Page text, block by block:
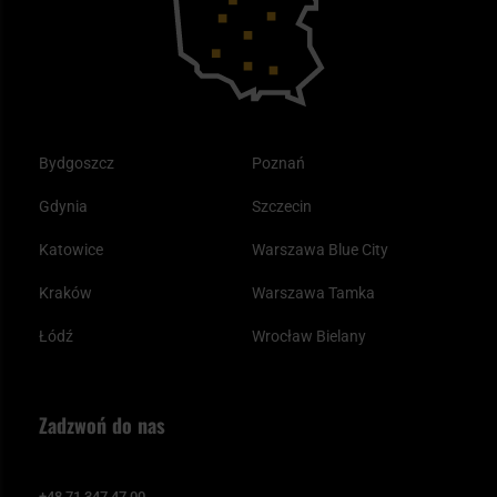
Bydgoszcz
Gdynia
Katowice
Kraków
Łódź
Poznań
Szczecin
Warszawa Blue City
Warszawa Tamka
Wrocław Bielany
Zadzwoń do nas